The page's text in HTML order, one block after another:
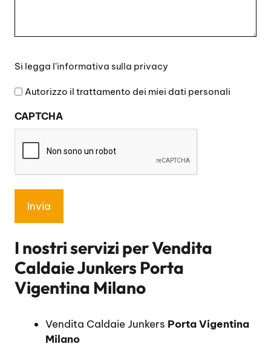
legga
l'informativa
privacy
Si legga l'informativa sulla privacy
Autorizzo il trattamento dei miei dati personali
CAPTCHA
I nostri servizi perVendita
Caldaie Junkers Porta
Vigentina Milano
Vendita Caldaie Junkers Porta Vigentina
Milano